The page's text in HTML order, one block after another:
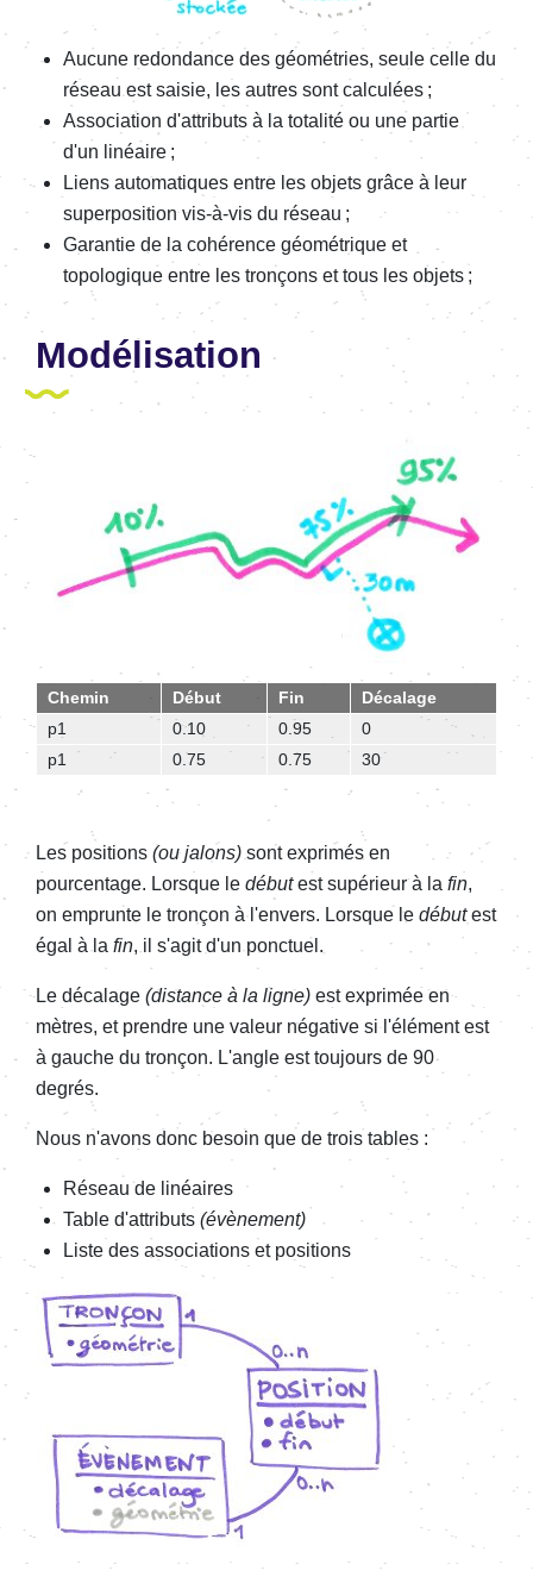
Aucune redondance des géométries, seule celle du
réseau est saisie, les autres sont calculées ;
Association d'attributs à la totalité ou une partie
d'un linéaire ;
Liens automatiques entre les objets grâce à leur
superposition vis-à-vis du réseau ;
Garantie de la cohérence géométrique et
topologique entre les tronçons et tous les objets ;
Modélisation
Chemin Début Fin
Décalage
p1
0.10 0.95
0
p1
0.75 0.75 30
Les positions (ou jalons) sont exprimés en
pourcentage. Lorsque le débutest supérieur à la fin,
on emprunte le tronçon à l'envers. Lorsque le débutest
égal à la fin, il s'agit d'un ponctuel.
Le décalage (distance à la ligne) est exprimée en
mètres, et prendre une valeur négative si l'élément est
à gauche du tronçon. L'angle est toujours de 90
degrés.
Nous n'avons donc besoin que de trois tables :
Réseau de linéaires
Table d'attributs (évènement)
Liste des associations et positions